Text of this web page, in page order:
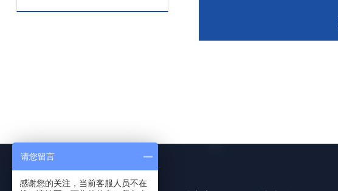
请您留言
感谢您的关注，当前客服人员不在